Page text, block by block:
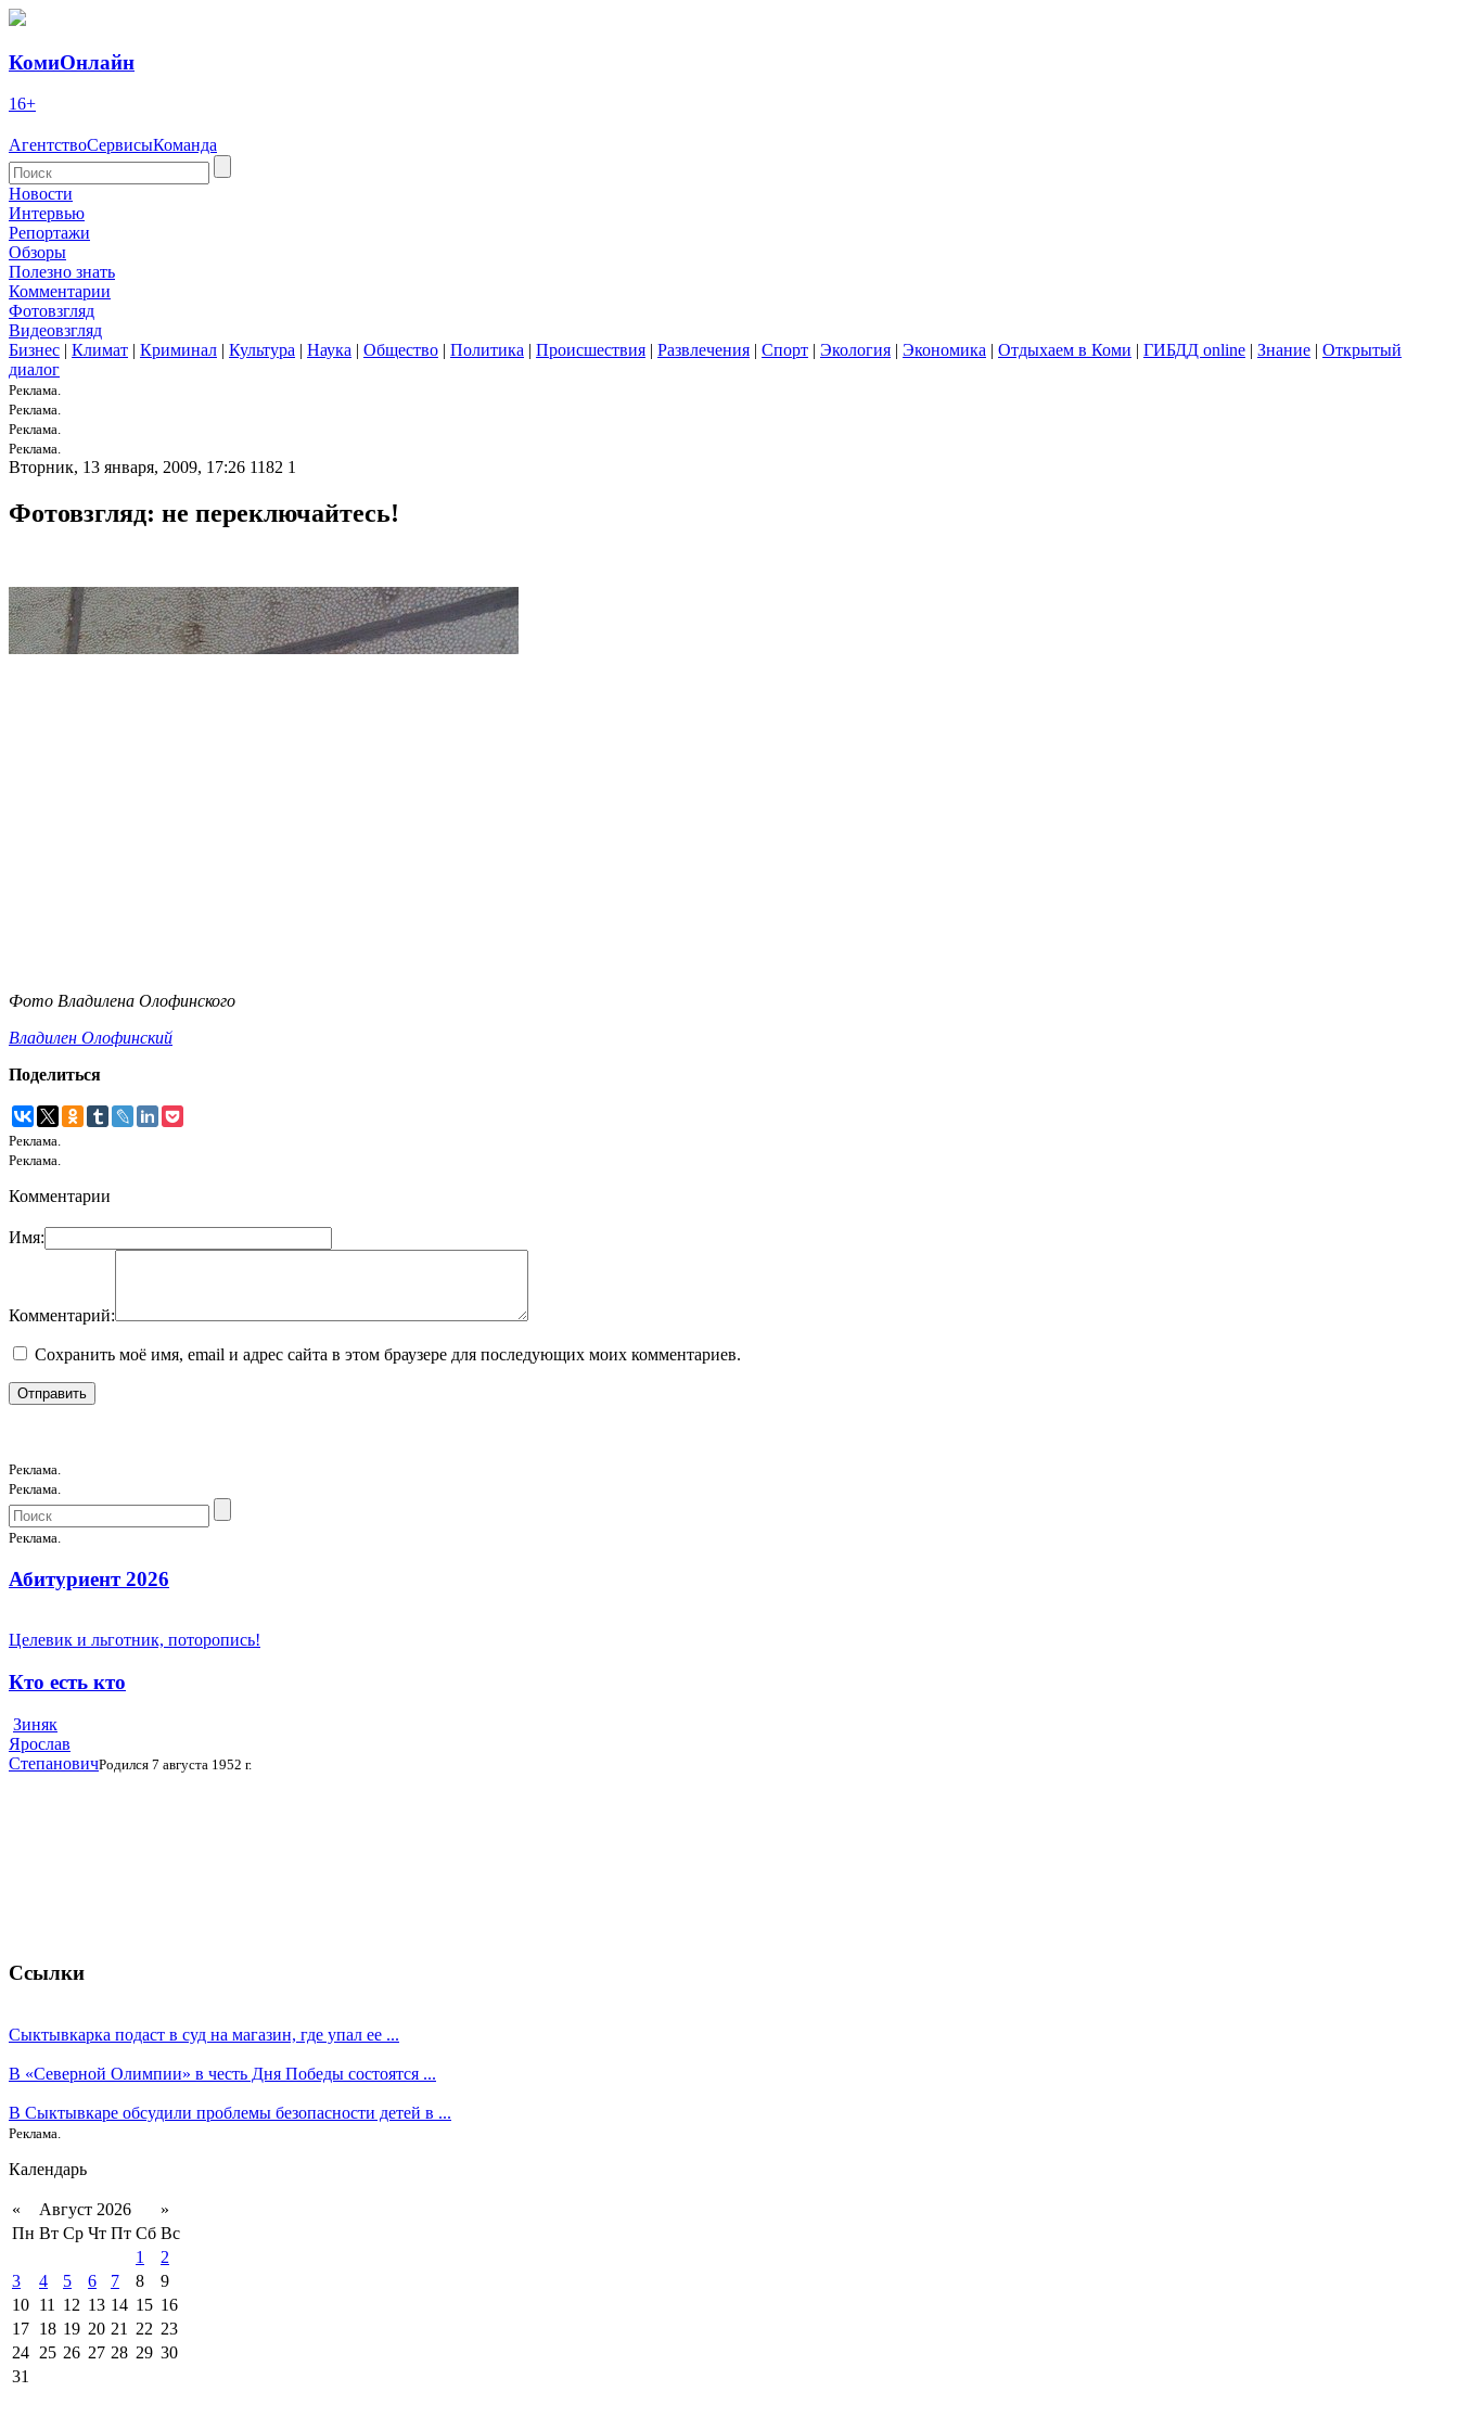
КомиОнлайн
16+
АгентствоСервисыКоманда
Новости
Интервью
Репортажи
Обзоры
Полезно знать
Комментарии
Фотовзгляд
Видеовзгляд
Бизнес | Климат | Криминал | Культура | Наука | Общество | Политика | Происшествия | Развлечения | Спорт | Экология | Экономика | Отдыхаем в Коми | ГИБДД online | Знание | Открытый
диалог
Реклама.
Реклама.
Реклама.
Реклама.
Вторник, 13 января, 2009, 17:26 1182 1
Фотовзгляд: не переключайтесь!
Фото Владилена Олофинского
Владилен Олофинский
Поделиться
Реклама.
Реклама.
Комментарии
Имя:
Комментарий:
Сохранить моё имя, email и адрес сайта в этом браузере для последующих моих комментариев.
Реклама.
Реклама.
Реклама.
Абитуриент 2026
Целевик и льготник, поторопись!
Кто есть кто
Зиняк
Ярослав
СтепановичРодился 7 августа 1952 г.
Ссылки
Сыктывкарка подаст в суд на магазин, где упал ее ...
В «Северной Олимпии» в честь Дня Победы состоятся ...
В Сыктывкаре обсудили проблемы безопасности детей в ...
Реклама.
Календарь
« Август 2026
»
Пн Вт Ср Чт Пт Сб Вс
1
2
3
4 5 6 7 8
9
10 11 12 13 14 15 16
17 18 19 20 21 22 23
24 25 26 27 28 29 30
31